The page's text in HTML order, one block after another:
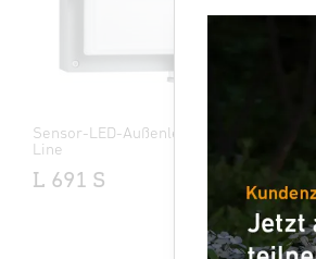
Sensor-LED-Außenleuchte - Professional
Line
L 691 S